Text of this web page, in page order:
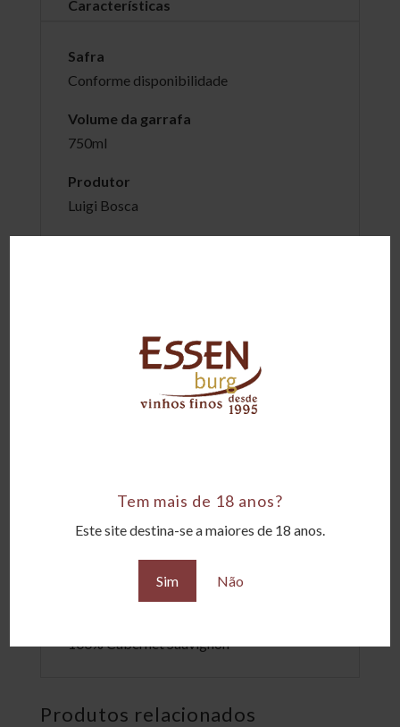
Tem mais de 18 anos?
Este site destina-se a maiores de 18 anos.
Sim Não
Características
Safra
Conforme disponibilidade
Volume da garrafa
750ml
Produtor
Luigi Bosca
Teor alcoólico
100% Cabernet Sauvignon
Produtos relacionados